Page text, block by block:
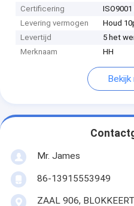
Certificering
ISO9001
Levering vermogen
Houd
Levertijd
5 het
Merknaam
HH
Mr. James
86-13915553949
ZAAL 906,